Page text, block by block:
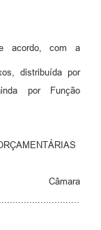
acordo, com a
distribuída por
por Função